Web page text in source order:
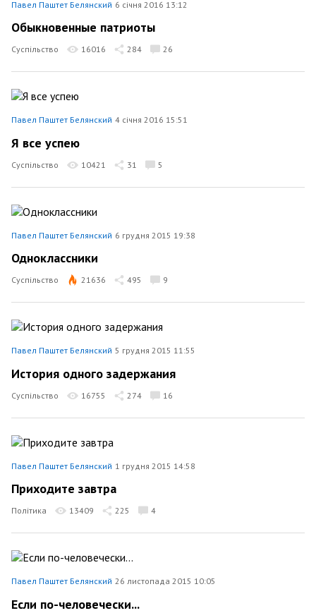
Павел Паштет Белянский 6 січня 2016 13:12
Обыкновенные патриоты
Суспільство 16016 284 26
Павел Паштет Белянский 4 січня 2016 15:51
Я все успею
Суспільство 10421 31 5
Павел Паштет Белянский 6 грудня 2015 19:38
Одноклассники
Суспільство 21636 495 9
Павел Паштет Белянский 5 грудня 2015 11:55
История одного задержания
Суспільство 16755 274 16
Павел Паштет Белянский 1 грудня 2015 14:58
Приходите завтра
Політика 13409 225 4
Павел Паштет Белянский 26 листопада 2015 10:05
Если по-человечески...